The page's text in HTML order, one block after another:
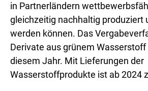
in Partnerländern
gleichzeitig nachhaltig produziert
werden können. Das
Derivate aus grünem
diesem Jahr. Mit Lieferungen der
Wasserstoffprodukte ist ab 2024